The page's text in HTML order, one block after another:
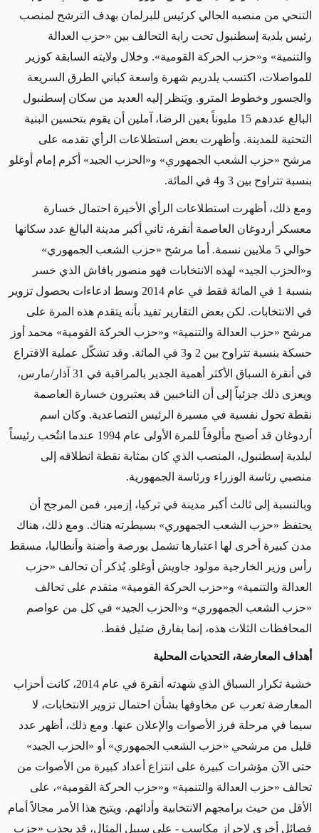
التنحي من منصبه الحالي كرئيس للبرلمان بهدف الترشح لمنصب
رئيس بلدية إسطنبول تحت راية التحالف بين «حزب العدالة
والتنمية» و«حزب الحركة القومية». وخلال ولايته السابقة كوزير
للمواصلات، اكتسب يلدريم شهرة واسعة كباني الطرق السريعة
والجسور وخطوط المترو. ويَنظر إليه العديد من سكان إسطنبول
البالغ عددهم 15 مليوناً بعين الرضا، آملين أن يقوم بتحسين البنية
التحتية للمدينة. وأظهرت بعض استطلاعات الرأي تقدمه على
مرشح «حزب الشعب الجمهوري» و«الحزب الجيد» أكرم إمام أوغلو
بنسبة تتراوح بين 3 و4 في المائة.
ومع ذلك، أظهرت استطلاعات الرأي الأخيرة احتمال خسارة
معسكر أردوغان العاصمة أنقرة، ثاني أكبر مدينة البالغ عدد سكانها
حوالي 5 ملايين نسمة. أما مرشح «حزب الشعب الجمهوري»
و«الحزب الجيد» لهذه الانتخابات فهو منصور يافاش الذي خسر
بنسبة 1 في المائة فقط في عام 2014 وسط ادعاءات بحصول تزوير
في الانتخابات. لكن بعض التقارير تفيد بأنه يتقدم هذه المرة على
مرشح «حزب العدالة والتنمية» و«حزب الحركة القومية» محمد أوز
حسكة بنسبة تتراوح بين 2 و3 في المائة. وقد تشكّل عملية الاقتراع
في أنقرة السباق الأكثر أهمية الجدير بالمراقبة في 31 آذار/مارس،
ويعزى ذلك جزئياً إلى أن الناخبين قد يعتبرون خسارة العاصمة
نقطة تحول نفسية في مسيرة الرئيس التصاعدية. وكان اسم
أردوغان قد أصبح مألوفاً للمرة الأولى عام 1994 عندما انتُخب رئيساً
لبلدية إسطنبول، المنصب الذي كان بمثابة نقطة انطلاقه إلى
منصبي رئاسة الوزراء ورئاسة الجمهورية.
وبالنسبة إلى ثالث أكبر مدينة في تركيا، إزمير، فمن المرجح أن
يحتفظ «حزب الشعب الجمهوري» بسيطرته هناك. ومع ذلك، هناك
مدن كبيرة أخرى لها اعتبارها تشمل بورصة وأضنة وأنطاليا، مسقط
رأس وزير الخارجية مولود جاويش أوغلو. يُذكر أن تحالف «حزب
العدالة والتنمية» و«حزب الحركة القومية» متقدم على تحالف
«حزب الشعب الجمهوري» و«الحزب الجيد» في كل من عواصم
المحافظات الثلاث هذه، إنما بفارق ضئيل فقط.
أهداف المعارضة، التحديات المحلية
خشية تكرار السباق الذي شهدته أنقرة في عام 2014، كانت أحزاب
المعارضة تعرب عن مخاوفها بشأن احتمال تزوير الانتخابات، لا
سيما في مرحلة فرز الأصوات والإعلان عنها. ومع ذلك، أظهر عدد
قليل من مرشحي «حزب الشعب الجمهوري» أو «الحزب الجيد»
حتى الآن مؤشرات كبيرة على انتزاع أعداد كبيرة من الأصوات من
تحالف «حزب العدالة والتنمية» و«حزب الحركة القومية»، على
الأقل من حيث برامجهم الانتخابية وأدائهم. ويتيح هذا الأمر مجالاً أمام
فصائل أخرى لإحراز مكاسب - على سبيل المثال، قد يجذب «حزب